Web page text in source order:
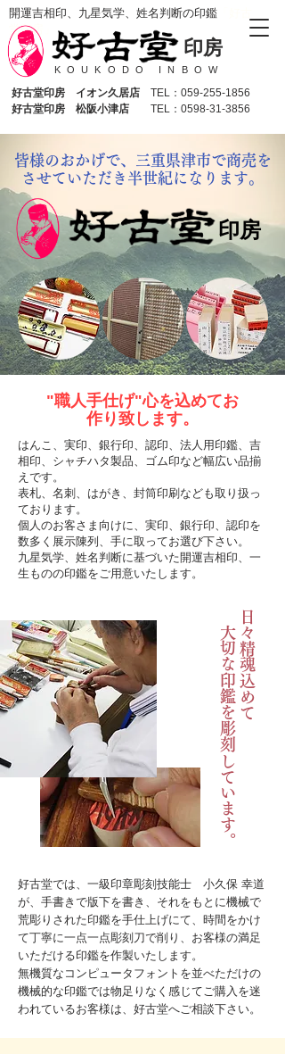
印房
​開運吉相印、九星気学、姓名判断の印鑑
堂印房」
KOUKODO INBOW
好古堂印房 イオン久居店 TEL：059-255-1856
好古堂印房 松阪小津店 TEL：0598-31-3856
皆様のおかげで、三重県津市で商売を
させていただき半世紀になります。
印房
"職人手仕げ"心を込めてお
作り致します。
はんこ、実印、銀行印、認印、法人用印鑑、吉
相印、シャチハタ製品、ゴム印など幅広い品揃
えです。
表札、名刺、はがき、封筒印刷なども取り扱っ
ております。
個人のお客さま向けに、実印、銀行印、認印を
数多く展示陳列、手に取ってお選び下さい。
九星気学、姓名判断に基づいた開運吉相印、一
生ものの印鑑をご用意いたします。
日々精魂込めて
大切な印鑑を彫刻しています。
好古堂では、一級印章彫刻技能士 小久保 幸道
が、手書きで版下を書き、それをもとに機械で
荒彫りされた印鑑を手仕上げにて、時間をかけ
て丁寧に一点一点彫刻刀で削り、お客様の満足
いただける印鑑を作製いたします。
無機質なコンピュータフォントを並べただけの
機械的な印鑑では物足りなく感じてご購入を迷
われているお客様は、好古堂へご相談下さい。